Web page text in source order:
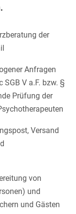
der
Anfragen
V a.F. bzw. §
Prüfung der
Versand
von
und
und Gästen